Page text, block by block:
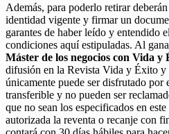
Además, para poderlo retirar
identidad vigente y firmar un
garantes de haber leído y entendido
condiciones aquí estipuladas. Al
Máster de los negocios con Vida
difusión en la Revista Vida y Éxito y
únicamente puede ser disfrutado por
transferible y no pueden ser
que no sean los especificados en
autorizada la reventa o recanje con